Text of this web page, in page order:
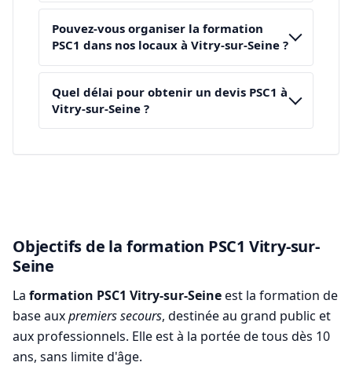
Pouvez-vous organiser la formation
PSC1 dans nos locaux à Vitry-sur-Seine ?
Quel délai pour obtenir un devis PSC1 à
Vitry-sur-Seine ?
Objectifs de la formation PSC1 Vitry-sur-
Seine
La formation PSC1 Vitry-sur-Seineest la formation de
base auxpremiers secours, destinée au grand public et
aux professionnels. Elle est à la portée de tous dès 10
ans, sans limite d'âge.